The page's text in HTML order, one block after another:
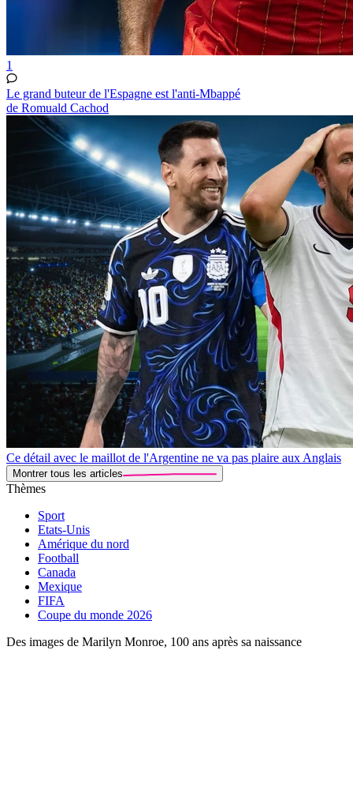
1
Le grand buteur de l'Espagne est l'anti-Mbappé
de Romuald Cachod
Ce détail avec le maillot de l'Argentine ne va pas plaire aux Anglais
Montrer tous les articles
Thèmes
Sport
Etats-Unis
Amérique du nord
Football
Canada
Mexique
FIFA
Coupe du monde 2026
Des images de Marilyn Monroe, 100 ans après sa naissance